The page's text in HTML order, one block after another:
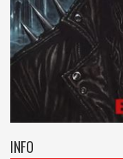
INFO